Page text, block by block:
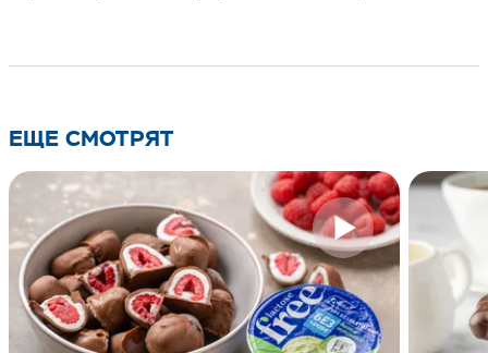
ЕЩЕ СМОТРЯТ